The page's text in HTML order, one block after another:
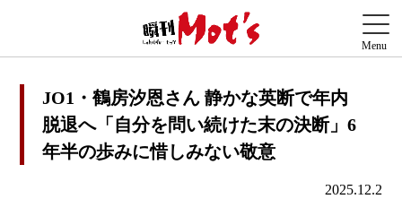
JO1・鶴房汐恩さん 静かな英断で年内
脱退へ「自分を問い続けた末の決断」6
年半の歩みに惜しみない敬意
2025.12.2